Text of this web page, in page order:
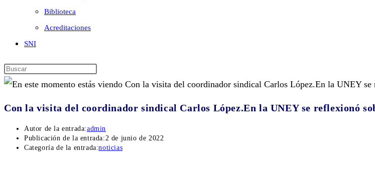
Biblioteca
Acreditaciones
SNI
Con la visita del coordinador sindical Carlos López.En la UNEY se reflexionó
Autor de la entrada:admin
Publicación de la entrada: 2 de junio de 2022
Categoría de la entrada:noticias